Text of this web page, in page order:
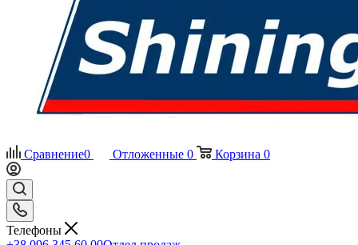
Сравнение0 Отложенные 0 Корзина 0
Телефоны